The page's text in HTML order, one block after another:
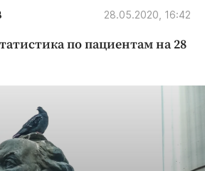
и ЖКХ
28.05.2020, 16:42
по пациентам на 28